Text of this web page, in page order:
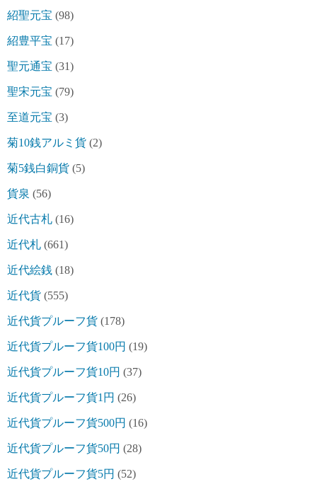
紹聖元宝 (98)
紹豊平宝 (17)
聖元通宝 (31)
聖宋元宝 (79)
至道元宝 (3)
菊10銭アルミ貨 (2)
菊5銭白銅貨 (5)
貨泉 (56)
近代古札 (16)
近代札 (661)
近代絵銭 (18)
近代貨 (555)
近代貨プルーフ貨 (178)
近代貨プルーフ貨100円 (19)
近代貨プルーフ貨10円 (37)
近代貨プルーフ貨1円 (26)
近代貨プルーフ貨500円 (16)
近代貨プルーフ貨50円 (28)
近代貨プルーフ貨5円 (52)